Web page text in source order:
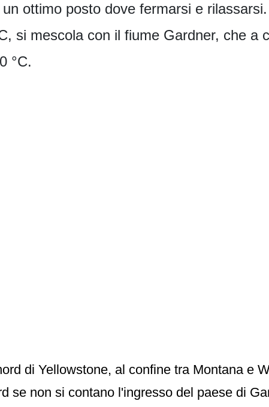
ottimo posto dove fermarsi e
si mescola con il fiume Gardner, che a
°C.
di Yellowstone, al confine tra Montana e
se non si contano l'ingresso del paese di